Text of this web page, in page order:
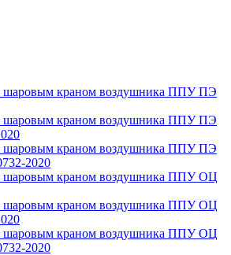
шаровым краном воздушника ППУ ПЭ
шаровым краном воздушника ППУ ПЭ
шаровым краном воздушника ППУ ПЭ
2020
шаровым краном воздушника ППУ ОЦ
шаровым краном воздушника ППУ ОЦ
шаровым краном воздушника ППУ ОЦ
2020